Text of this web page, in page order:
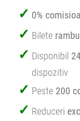
0%
Bilete
Disponibil
dispozitiv
Peste 200
Reduceri